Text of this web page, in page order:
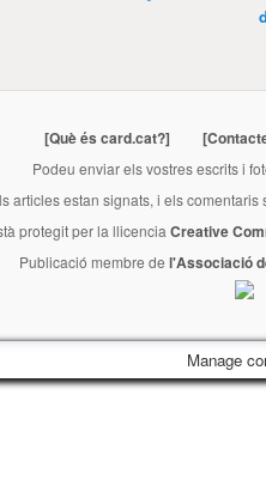
[Què és card.cat?]
Podeu enviar els vostres escrits i
articles estan signats, i els
protegit per la llicencia Creative
Publicació membre de l'Associació
Manage